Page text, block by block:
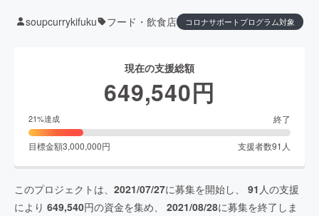
soupcurrykifuku フード・飲食店 コロナサポートプログラム対象
現在の支援総額
649,540円
21%達成 終了
目標金額3,000,000円 支援者数91 人
このプロジェクトは、 2021/07/27に募集を開始し、 91 人の支援
により 649,540円の資金を集め、 2021/08/28に募集を終了しま